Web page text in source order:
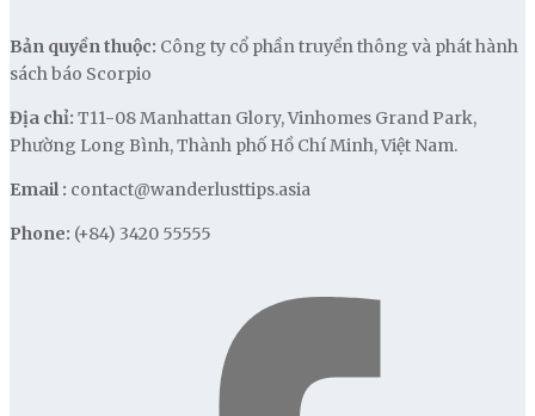
Bản quyền thuộc: Công ty cổ phần truyền thông và phát hành
sách báo Scorpio
Địa chỉ: T11-08 Manhattan Glory, Vinhomes Grand Park,
Phường Long Bình, Thành phố Hồ Chí Minh, Việt Nam.
Email : contact@wanderlusttips.asia
Phone: (+84) 3420 55555